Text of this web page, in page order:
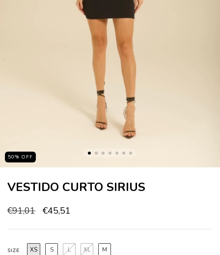
50% OFF
VESTIDO CURTO SIRIUS
€91,01 €45,51
SIZE XS S M
L XL